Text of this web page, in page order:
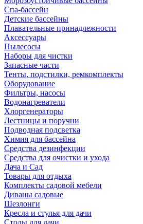
Спа-бассейн
Детские бассейны
Плавательные принадлежности
Аксессуары
Пылесосы
Наборы для чистки
Запасные части
Тенты, подстилки, ремкомплекты
Оборудование
Фильтры, насосы
Водонагреватели
Хлоргенераторы
Лестницы и поручни
Подводная подсветка
Химия для бассейна
Средства дезинфекции
Средства для очистки и ухода
Дача и Сад
Товары для отдыха
Комплекты садовой мебели
Диваны садовые
Шезлонги
Кресла и стулья для дачи
Столы для дачи